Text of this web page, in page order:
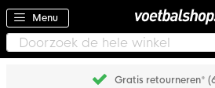
Menu
Gratis retourneren*